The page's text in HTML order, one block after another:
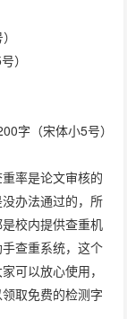
）
字（宋体小5号）
率是论文审核的
办法通过的，所
校内提供查重机
查重系统，这个
可以放心使用，
取免费的检测字